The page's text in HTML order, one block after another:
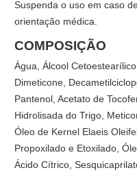
Suspenda o uso em caso
orientação médica.
COMPOSIÇÃO
Água, Álcool
Dimeticone,
Pantenol, Acetato de
Hidrolisada do Trigo,
Óleo de Kernel Elaeis
Propoxilado e Etoxilado,
Ácido Cítrico,